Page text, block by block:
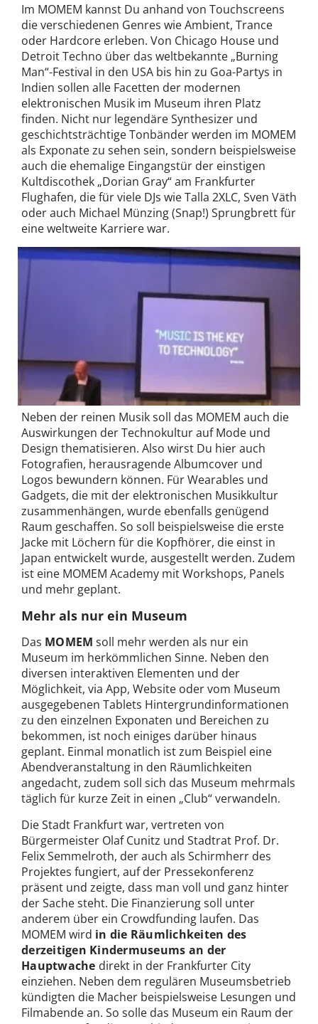
Im MOMEM kannst Du anhand von Touchscreens
die verschiedenen Genres wie Ambient, Trance
oder Hardcore erleben. Von Chicago House und
Detroit Techno über das weltbekannte „Burning
Man“-Festival in den USA bis hin zu Goa-Partys in
Indien sollen alle Facetten der modernen
elektronischen Musik im Museum ihren Platz
finden. Nicht nur legendäre Synthesizer und
geschichtsträchtige Tonbänder werden im MOMEM
als Exponate zu sehen sein, sondern beispielsweise
auch die ehemalige Eingangstür der einstigen
Kultdiscothek „Dorian Gray“ am Frankfurter
Flughafen, die für viele DJs wie Talla 2XLC, Sven Väth
oder auch Michael Münzing (Snap!) Sprungbrett für
eine weltweite Karriere war.
Neben der reinen Musik soll das MOMEM auch die
Auswirkungen der Technokultur auf Mode und
Design thematisieren. Also wirst Du hier auch
Fotografien, herausragende Albumcover und
Logos bewundern können. Für Wearables und
Gadgets, die mit der elektronischen Musikkultur
zusammenhängen, wurde ebenfalls genügend
Raum geschaffen. So soll beispielsweise die erste
Jacke mit Löchern für die Kopfhörer, die einst in
Japan entwickelt wurde, ausgestellt werden. Zudem
ist eine MOMEM Academy mit Workshops, Panels
und mehr geplant.
Mehr als nur ein Museum
Das MOMEM soll mehr werden als nur ein
Museum im herkömmlichen Sinne. Neben den
diversen interaktiven Elementen und der
Möglichkeit, via App, Website oder vom Museum
ausgegebenen Tablets Hintergrundinformationen
zu den einzelnen Exponaten und Bereichen zu
bekommen, ist noch einiges darüber hinaus
geplant. Einmal monatlich ist zum Beispiel eine
Abendveranstaltung in den Räumlichkeiten
angedacht, zudem soll sich das Museum mehrmals
täglich für kurze Zeit in einen „Club“ verwandeln.
Die Stadt Frankfurt war, vertreten von
Bürgermeister Olaf Cunitz und Stadtrat Prof. Dr.
Felix Semmelroth, der auch als Schirmherr des
Projektes fungiert, auf der Pressekonferenz
präsent und zeigte, dass man voll und ganz hinter
der Sache steht. Die Finanzierung soll unter
anderem über ein Crowdfunding laufen. Das
MOMEM wird in die Räumlichkeiten des
derzeitigen Kindermuseums an der
Hauptwache direkt in der Frankfurter City
einziehen. Neben dem regulären Museumsbetrieb
kündigten die Macher beispielsweise Lesungen und
Filmabende an. So solle das Museum ein Raum der